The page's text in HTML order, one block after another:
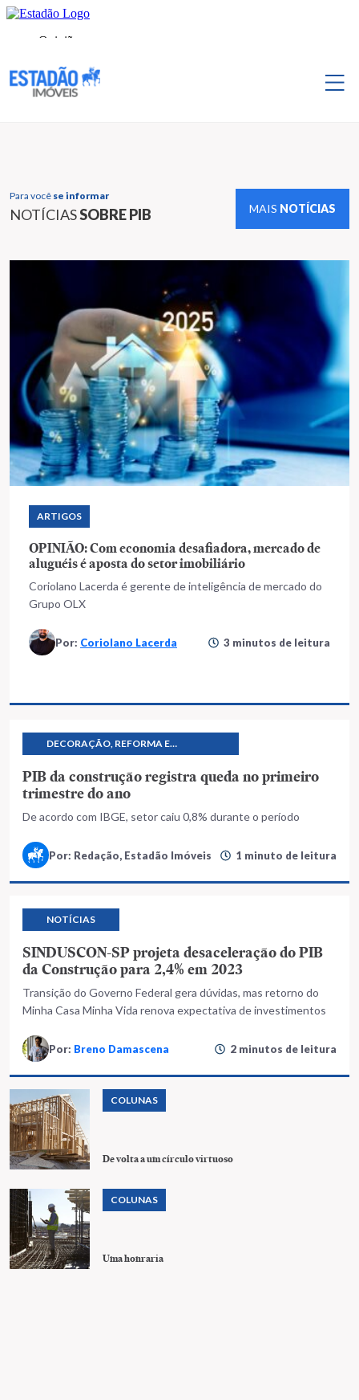
Para você se informar
NOTÍCIASSOBRE PIB MAIS NOTÍCIAS
ARTIGOS
OPINIÃO: Com economia desafiadora, mercado de
aluguéis é aposta do setor imobiliário
Coriolano Lacerda é gerente de inteligência de mercado do
Grupo OLX
Por: Coriolano Lacerda 3 minutos de leitura
DECORAÇÃO, REFORMA E
PIB da construção registra queda no primeiro
trimestre do ano
De acordo com IBGE, setor caiu 0,8% durante o período
Por: Redação, Estadão Imóveis 1 minuto de leitura
NOTÍCIAS
SINDUSCON-SP projeta desaceleração do PIB
da Construção para 2,4% em 2023
Transição do Governo Federal gera dúvidas, mas retorno do
Minha Casa Minha Vida renova expectativa de investimentos
Por: Breno Damascena 2 minutos de leitura
COLUNAS
De volta a um círculo virtuoso
COLUNAS
Uma honraria